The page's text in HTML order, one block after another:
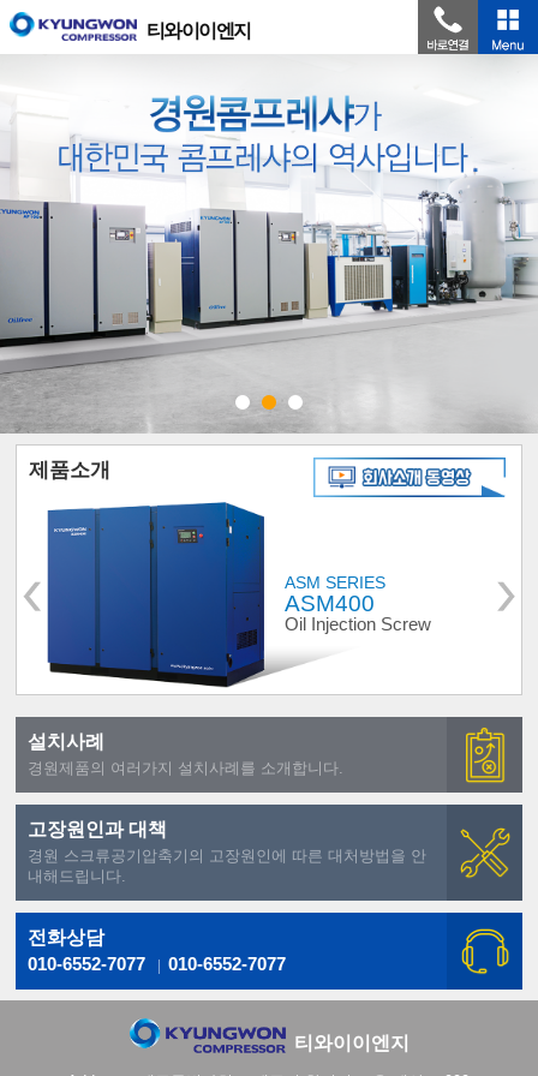
티와이이엔지
제품소개
ASM SERIES
ASM400
Oil Injection Screw
설치사례
경원제품의 여러가지 설치사례를 소개합니다.
고장원인과 대책
경원 스크류공기압축기의 고장원인에 따른 대처방법을 안
내해드립니다.
전화상담
010-6552-7077
010-6552-7077
티와이이엔지